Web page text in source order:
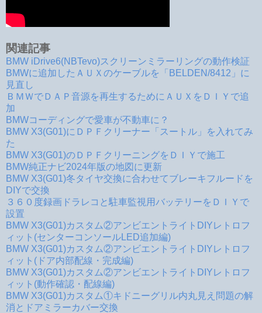
関連記事
BMW iDrive6(NBTevo)スクリーンミラーリングの動作検証
BMWに追加したＡＵＸのケーブルを「BELDEN/8412」に
見直し
ＢＭＷでＤＡＰ音源を再生するためにＡＵＸをＤＩＹで追
加
BMWコーディングで愛車が不動車に？
BMW X3(G01)にＤＰＦクリーナー「スートル」を入れてみ
た
BMW X3(G01)のＤＰＦクリーニングをＤＩＹで施工
BMW純正ナビ2024年版の地図に更新
BMW X3(G01)冬タイヤ交換に合わせてブレーキフルードを
DIYで交換
３６０度録画ドラレコと駐車監視用バッテリーをＤＩＹで
設置
BMW X3(G01)カスタム②アンビエントライトDIYレトロフ
ィット(センターコンソールLED追加編)
BMW X3(G01)カスタム②アンビエントライトDIYレトロフ
ィット(ドア内部配線・完成編)
BMW X3(G01)カスタム②アンビエントライトDIYレトロフ
ィット(動作確認・配線編)
BMW X3(G01)カスタム①キドニーグリル内丸見え問題の解
消とドアミラーカバー交換